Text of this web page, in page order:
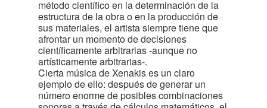
método científico en la determinación de la
estructura de la obra o en la producción de
sus materiales, el artista siempre tiene que
afrontar un momento de decisiones
científicamente arbitrarias -aunque no
artísticamente arbitrarias-.
Cierta música de Xenakis es un claro
ejemplo de ello: después de generar un
número enorme de posibles combinaciones